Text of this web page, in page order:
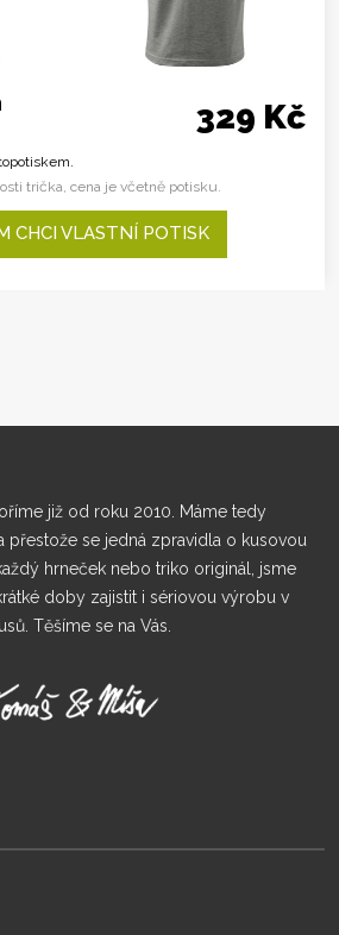
329 Kč
trička, cena je včetně potisku.
CHCI VLASTNÍ POTISK
již od roku 2010. Máme tedy
přestože se jedná zpravidla o kusovou
hrneček nebo triko originál, jsme
doby zajistit i sériovou výrobu v
Těšíme se na Vás.